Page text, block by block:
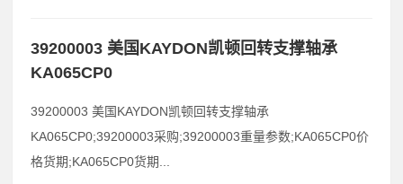
39200003 美国KAYDON凯顿回转支撑轴承
KA065CP0
39200003 美国KAYDON凯顿回转支撑轴承
KA065CP0;39200003采购;39200003重量参数;KA065CP0价
格货期;KA065CP0货期...